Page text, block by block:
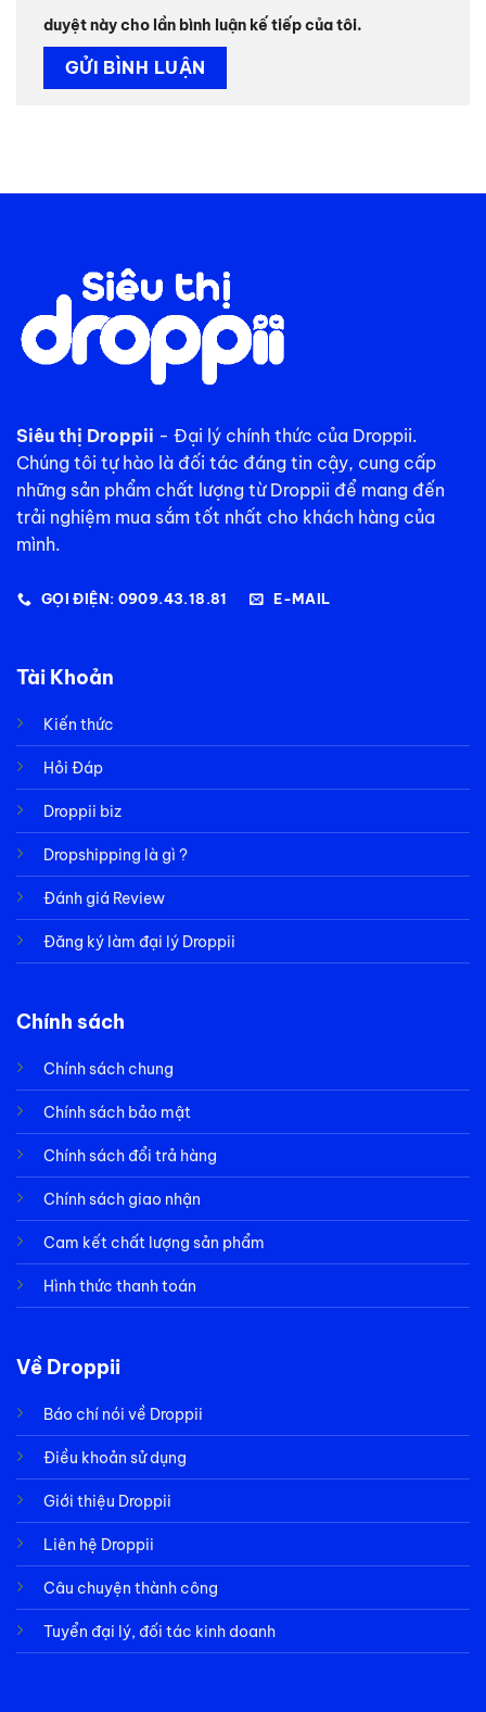
duyệt này cho lần bình luận kế tiếp của tôi.
Siêu thị Droppii - Đại lý chính thức của Droppii.
Chúng tôi tự hào là đối tác đáng tin cậy, cung cấp
những sản phẩm chất lượng từ Droppii để mang đến
trải nghiệm mua sắm tốt nhất cho khách hàng của
mình.
GỌI ĐIỆN: 0909.43.18.81 E-MAIL
Tài Khoản
Kiến thức
Hỏi Đáp
Droppii biz
Dropshipping là gì ?
Đánh giá Review
Đăng ký làm đại lý Droppii
Chính sách
Chính sách chung
Chính sách bảo mật
Chính sách đổi trả hàng
Chính sách giao nhận
Cam kết chất lượng sản phẩm
Hình thức thanh toán
Về Droppii
Báo chí nói về Droppii
Điều khoản sử dụng
Giới thiệu Droppii
Liên hệ Droppii
Câu chuyện thành công
Tuyển đại lý, đối tác kinh doanh